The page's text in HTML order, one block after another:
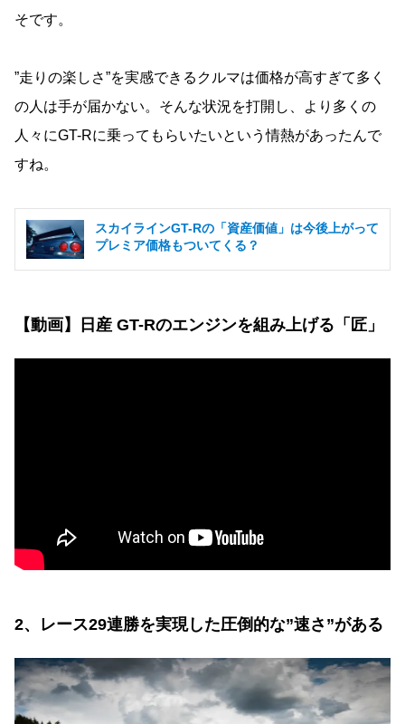
そです。
”走りの楽しさ”を実感できるクルマは価格が高すぎて多く
の人は手が届かない。そんな状況を打開し、より多くの
人々にGT-Rに乗ってもらいたいという情熱があったんで
すね。
スカイラインGT-Rの「資産価値」は今後上がって
プレミア価格もついてくる？
【動画】日産 GT-Rのエンジンを組み上げる「匠」
2、レース29連勝を実現した圧倒的な”速さ”がある